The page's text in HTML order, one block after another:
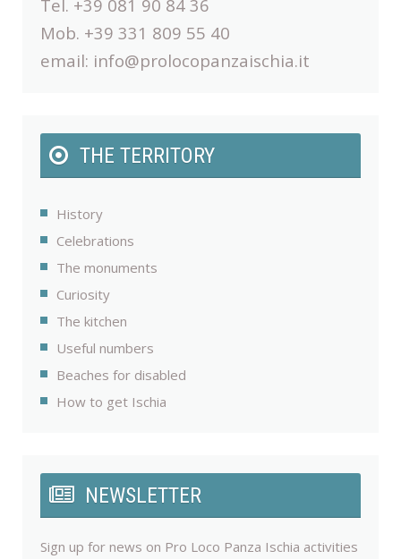
Tel. +39 081 90 84 36
Mob. +39 331 809 55 40
email: info@prolocopanzaischia.it
THE TERRITORY
History
Celebrations
The monuments
Curiosity
The kitchen
Useful numbers
Beaches for disabled
How to get Ischia
NEWSLETTER
Sign up for news on Pro Loco Panza Ischia activities